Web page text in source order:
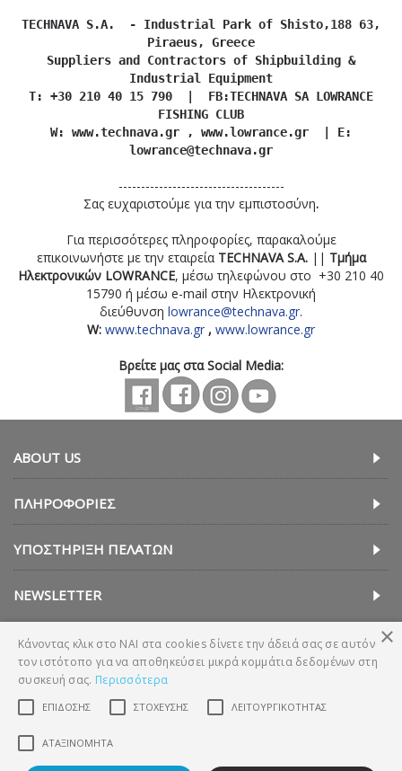
TECHNAVA S.A. - Industrial Park of Shisto,188 63,
Piraeus, Greece
Suppliers and Contractors of Shipbuilding &
Industrial Equipment
T: +30 210 40 15 790 | FB:TECHNAVA SA LOWRANCE
FISHING CLUB
W: www.technava.gr , www.lowrance.gr | E:
lowrance@technava.gr
-------------------------------------
Σας ευχαριστούμε για την εμπιστοσύνη.
Για περισσότερες πληροφορίες, παρακαλούμε
επικοινωνήστε με την εταιρεία TECHNAVA S.A.|| Tμήμα
Ηλεκτρονικών LOWRANCE, μέσω τηλεφώνου στο +30 210 40
15790 ή μέσω e-mail στην Ηλεκτρονική
διεύθυνση lowrance@technava.gr.
W: www.technava.gr , www.lowrance.gr
Βρείτε μας στα Social Media:
ABOUT US
ΠΛΗΡΟΦΟΡΊΕΣ
ΥΠΟΣΤΉΡΙΞΗ ΠΕΛΑΤΏΝ
NEWSLETTER
×
Κάνοντας κλικ στο ΝΑΙ στα cookies δίνετε την άδειά σας σε αυτόν
τον ιστότοπο για να αποθηκεύσει μικρά κομμάτια δεδομένων στη
συσκευή σας. Περισσότερα
ΕΠΊΔΟΣΗΣ ΣΤΌΧΕΥΣΗΣ ΛΕΙΤΟΥΡΓΙΚΌΤΗΤΑΣ
ΑΤΑΞΙΝΌΜΗΤΑ